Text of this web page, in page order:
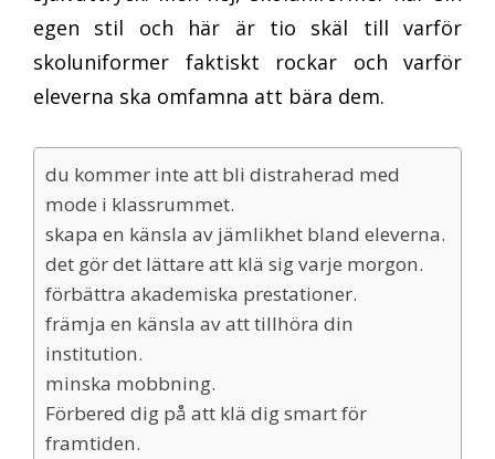
egen stil och här är tio skäl till varför
skoluniformer faktiskt rockar och varför
eleverna ska omfamna att bära dem.
du kommer inte att bli distraherad med
mode i klassrummet.
skapa en känsla av jämlikhet bland eleverna.
det gör det lättare att klä sig varje morgon.
förbättra akademiska prestationer.
främja en känsla av att tillhöra din
institution.
minska mobbning.
Förbered dig på att klä dig smart för
framtiden.